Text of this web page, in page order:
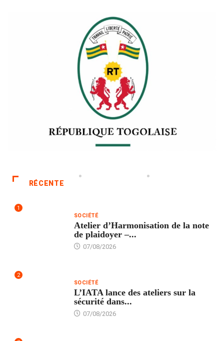
RÉCENTE
1
SOCIÉTÉ
Atelier d’Harmonisation de la note
de plaidoyer –...
07/08/2026
2
SOCIÉTÉ
L’IATA lance des ateliers sur la
sécurité dans...
07/08/2026